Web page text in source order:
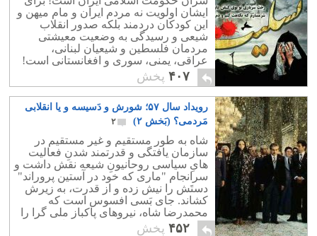
ایشان اولویت نه مردم ایران و مام میهن و
این کودکان دردمند بلکه صدور انقلاب
شیعی و رسیدگی به وضعیت معیشتی
مردمان فلسطین و شیعیان لبنانی،
عراقی، یمنی، سوری و افغانستانی است!
۴۰۷ پخش
رویداد سال ۵۷؛ شورش و دَسیسه و یا انقلابی
مَردمی؟ (بَخش ۲)
۲
شاه به طور مستقیم و غیر مستقیم در
سازمان یافتگی و قدرتمند شدنِ فعالیت
هایِ سیاسی روحانیونِ شیعه نقش داشت و
سرانجام "ماری که خود در آستین پروراند"
دستَش را نیش زده و از قدرت، به زیرش
کشاند. جای بَسی افسوس است که
محمدرضا شاه، نیروهای پاکباز ملی گرا را
به جای روحانیون، متحد خود نساخت.
۴۵۲ پخش